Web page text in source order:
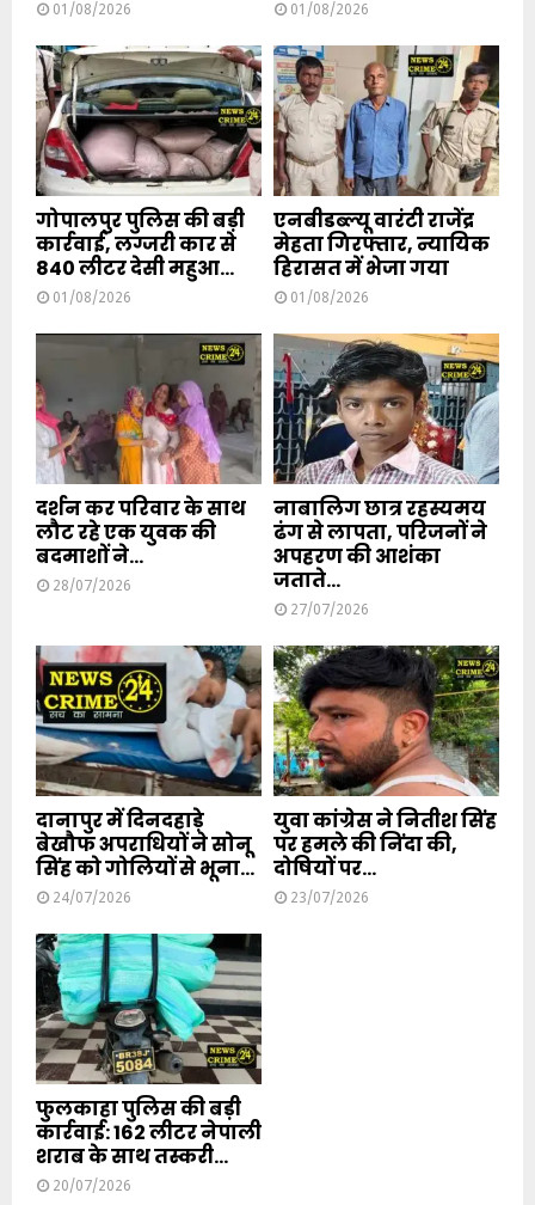
01/08/2026 01/08/2026
गोपालपुर पुलिस की बड़ी
कार्रवाई, लग्जरी कार से
840 लीटर देसी महुआ...
01/08/2026
एनबीडब्ल्यू वारंटी राजेंद्र
मेहता गिरफ्तार, न्यायिक
हिरासत में भेजा गया
01/08/2026
दर्शन कर परिवार के साथ
लौट रहे एक युवक की
बदमाशों ने...
28/07/2026
नाबालिग छात्र रहस्यमय
ढंग से लापता, परिजनों ने
अपहरण की आशंका
जताते...
27/07/2026
दानापुर में दिनदहाड़े
बेखौफ अपराधियों ने सोनू
सिंह को गोलियों से भूना...
24/07/2026
युवा कांग्रेस ने नितीश सिंह
पर हमले की निंदा की,
दोषियों पर...
23/07/2026
फुलकाहा पुलिस की बड़ी
कार्रवाई: 162 लीटर नेपाली
शराब के साथ तस्करी...
20/07/2026